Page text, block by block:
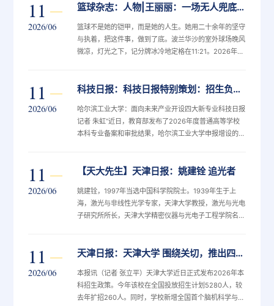
服务业提质升级、服务业态创新拓展，推动产教融合从松
11
2026/06
篮球杂志：人物|王丽丽：一场无人兜底的漫长单打
篮球不是她的铠甲，而是她的人生。她用二十余年的坚守
与执着，把这件事，做到了底。波兰华沙的室外球场晚风
微凉，灯光之下，记分牌冰冷地定格在11:21。2026年6
手，无缘本届世界杯八强。这场遗憾落败的赛事，再次复
在绝境独撑。她从来不是那种一出场就自带光环的球星，
身高不占优，天赋不算顶尖，没有显赫出身，没有一路绿
灯，她的人生更像一场漫长而...
11
2026/06
科技日报：科技日报特别策划：招生负责人谈高招亮点①
哈尔滨工业大学：面向未来产业开设四大新专业科技日报
记者 朱虹“近日，教育部发布了2026年度普通高等学校
本科专业备案和审批结果，哈尔滨工业大学申报增设的具
增设并批准列入目录的新专业。
11
2026/06
【天大先生】天津日报：姚建铨 追光者
姚建铨，1997年当选中国科学院院士。1939年生于上
海，激光与非线性光学专家，天津大学教授，激光与光电
子研究所所长，天津大学精密仪器与光电子工程学院名誉
房门与干脆的招呼声，已将主人的坦荡与热忱展露无遗。
挺括的西装，满头银发，眼神清亮，那股精气神胜过年轻
人。招呼记者落座，他也在对面的椅子上坐定，腰板依旧
挺得笔直，脸上带着亲切的笑...
11
2026/06
天津日报：天津大学 围绕关切，推出四条新政
本报讯（记者 张立平）天津大学近日正式发布2026年本
科招生政策。今年该校在全国投放招生计划5280人，较
去年扩招260人。同时，学校新增全国首个脑机科学与技